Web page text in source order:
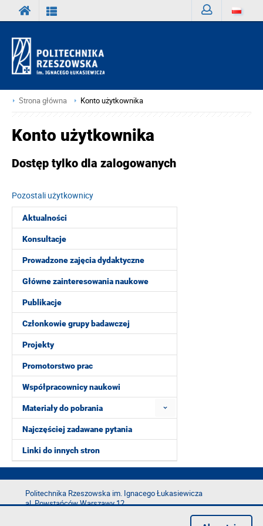
Strona główna Konto użytkownika
Aktualności
Konsultacje
Prowadzone zajęcia dydaktyczne
Główne zainteresowania naukowe
Publikacje
Członkowie grupy badawczej
Projekty
Promotorstwo prac
Współpracownicy naukowi
Materiały do pobrania
Najczęściej zadawane pytania
Linki do innych stron
Konto użytkownika
Dostęp tylko dla zalogowanych
Pozostali użytkownicy
Politechnika Rzeszowska im. Ignacego Łukasiewicza
al. Powstańców Warszawy 12